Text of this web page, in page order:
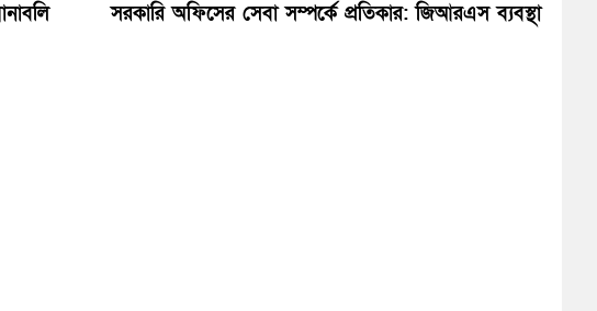
সরকারি অফিসের সেবা সম্পর্কে প্রতিকার: জিআরএস ব্যবস্থা